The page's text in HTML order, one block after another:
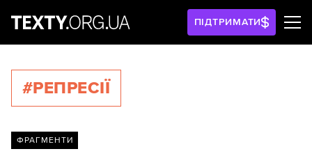
ПІДТРИМАТИ
#РЕПРЕСІЇ
ФРАГМЕНТИ